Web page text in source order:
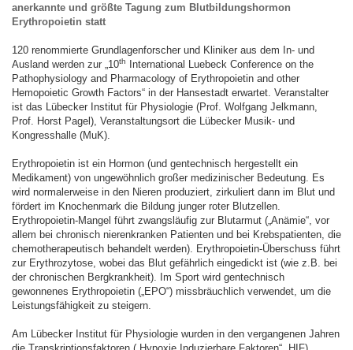
anerkannte und größte Tagung zum Blutbildungshormon
Erythropoietin statt
120 renommierte Grundlagenforscher und Kliniker aus dem In- und
Ausland werden zur „10th
International Luebeck Conference on the
Pathophysiology and Pharmacology of Erythropoietin and other
Hemopoietic Growth Factors“ in der Hansestadt erwartet. Veranstalter
ist das Lübecker Institut für Physiologie (Prof. Wolfgang Jelkmann,
Prof. Horst Pagel), Veranstaltungsort die Lübecker Musik- und
Kongresshalle (MuK).
Erythropoietin ist ein Hormon (und gentechnisch hergestellt ein
Medikament) von ungewöhnlich großer medizinischer Bedeutung. Es
wird normalerweise in den Nieren produziert, zirkuliert dann im Blut und
fördert im Knochenmark die Bildung junger roter Blutzellen.
Erythropoietin-Mangel führt zwangsläufig zur Blutarmut („Anämie“, vor
allem bei chronisch nierenkranken Patienten und bei Krebspatienten, die
chemotherapeutisch behandelt werden). Erythropoietin-Überschuss führt
zur Erythrozytose, wobei das Blut gefährlich eingedickt ist (wie z.B. bei
der chronischen Bergkrankheit). Im Sport wird gentechnisch
gewonnenes Erythropoietin („EPO“) missbräuchlich verwendet, um die
Leistungsfähigkeit zu steigern.
Am Lübecker Institut für Physiologie wurden in den vergangenen Jahren